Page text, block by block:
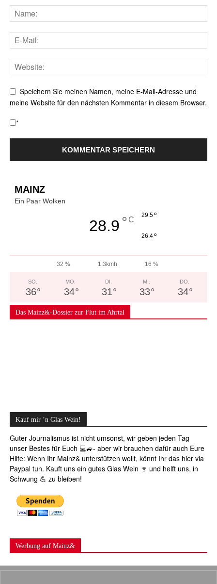
Speichern Sie meinen Namen, meine E-Mail-Adresse und
meine Website für den nächsten Kommentar in diesem Browser.
*
MAINZ
Ein Paar Wolken
28.9° C
29.5°
26.4°
32 % 1.3kmh 16 %
SO.
36°
MO.
34°
DI.
31°
MI.
33°
DO.
34°
Das Mainz&-Dossier zur Flut im Ahrtal
Kauf mir ’n Glas Wein!
Guter Journalismus ist nicht umsonst, wir geben jeden Tag
unser Bestes für Euch 💻🚙- aber wir brauchen dafür auch Eure
Hilfe: Wenn Ihr Mainz& unterstützen wollt, könnt Ihr das hier via
Paypal tun. Kauft uns ein gutes Glas Wein 🍷 und helft uns, in
Schwung 💪 zu bleiben!
Werbung auf Mainz&